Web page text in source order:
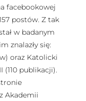
facebookowej
postów. Z tak
w badanym
znalazły się:
oraz Katolicki
(110 publikacji).
Akademii